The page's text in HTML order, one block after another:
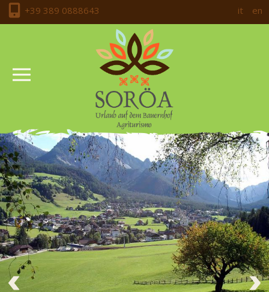
+39 389 0888643 it en